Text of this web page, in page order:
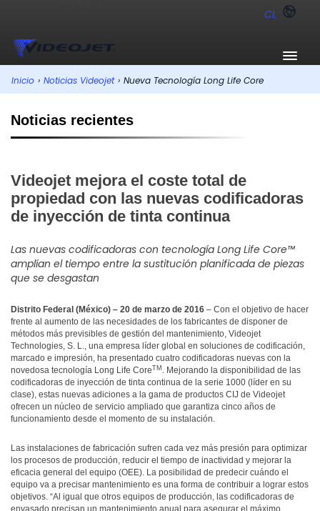
CL
Inicio › Noticias Videojet › Nueva Tecnología Long Life Core
Noticias recientes
Videojet mejora el coste total de
propiedad con las nuevas codificadoras
de inyección de tinta continua
Las nuevas codificadoras con tecnología Long Life Core™
amplían el tiempo entre la sustitución planificada de piezas
que se desgastan
Distrito Federal (México) – 20 de marzo de 2016 – Con el objetivo de hacer
frente al aumento de las necesidades de los fabricantes de disponer de
métodos más previsibles de gestión del mantenimiento, Videojet
Technologies, S. L., una empresa líder global en soluciones de codificación,
marcado e impresión, ha presentado cuatro codificadoras nuevas con la
novedosa tecnología Long Life CoreTM . Mejorando la disponibilidad de las
codificadoras de inyección de tinta continua de la serie 1000 (líder en su
clase), estas nuevas adiciones a la gama de productos CIJ de Videojet
ofrecen un núcleo de servicio ampliado que garantiza cinco años de
funcionamiento desde el momento de su instalación.
Las instalaciones de fabricación sufren cada vez más presión para optimizar
los procesos de producción, reducir el tiempo de inactividad y mejorar la
eficacia general del equipo (OEE). La posibilidad de predecir cuándo el
equipo va a precisar mantenimiento es una forma de contribuir a lograr estos
objetivos. “Al igual que otros equipos de producción, las codificadoras de
envasado precisan un mantenimiento anual para asegurar el máximo